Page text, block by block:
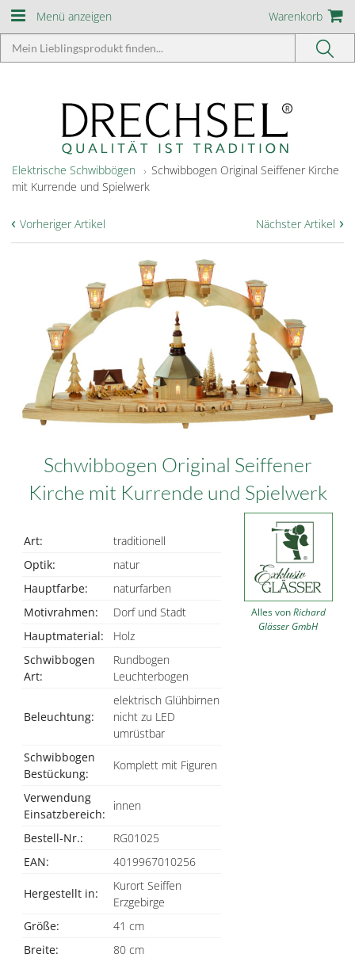
Menü anzeigen Warenkorb
Elektrische Schwibbögen
Schwibbogen Original Seiffener Kirche
mit Kurrende und Spielwerk
Nächster Artikel ›
‹ Vorheriger Artikel
Schwibbogen Original Seiffener
Kirche mit Kurrende und Spielwerk
Art:
traditionell
Optik:
natur
Hauptfarbe:
naturfarben
Motivrahmen:
Dorf und Stadt
Hauptmaterial:
Holz
Schwibbogen
Art:
Rundbogen
Leuchterbogen
Beleuchtung:
elektrisch Glühbirnen
nicht zu LED
umrüstbar
Schwibbogen
Bestückung:
Komplett mit Figuren
Verwendung
Einsatzbereich:
innen
Bestell-Nr.:
RG01025
EAN:
4019967010256
Hergestellt in:
Kurort Seiffen
Erzgebirge
Größe:
41 cm
Breite:
80 cm
Alles vonRichard
Glässer GmbH